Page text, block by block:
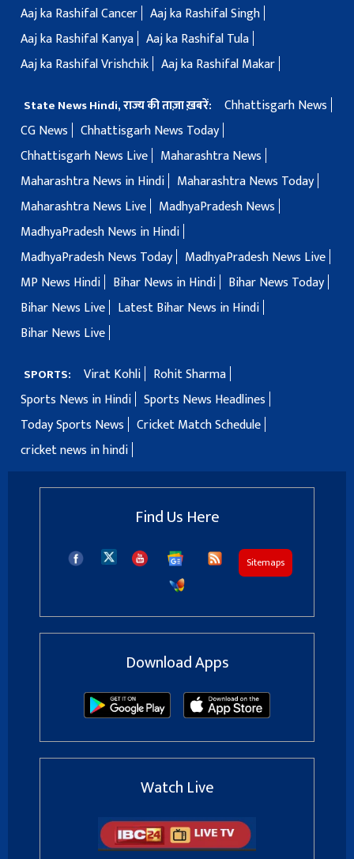
Aaj ka Rashifal Cancer Aaj ka Rashifal Singh
Aaj ka Rashifal Kanya Aaj ka Rashifal Tula
Aaj ka Rashifal Vrishchik Aaj ka Rashifal Makar
State News Hindi, राज्य की ताज़ा ख़बरें:
Chhattisgarh News
CG News
Chhattisgarh News Today
Chhattisgarh News Live
Maharashtra News
Maharashtra News in Hindi
Maharashtra News Today
Maharashtra News Live
MadhyaPradesh News
MadhyaPradesh News in Hindi
MadhyaPradesh News Today
MadhyaPradesh News Live
MP News Hindi
Bihar News in Hindi
Bihar News Today
Bihar News Live
Latest Bihar News in Hindi
Bihar News Live
SPORTS: Virat Kohli
Rohit Sharma
Sports News in Hindi Sports News Headlines
Today Sports News
Cricket Match Schedule
cricket news in hindi
Find Us Here
Sitemaps
Download Apps
Watch Live